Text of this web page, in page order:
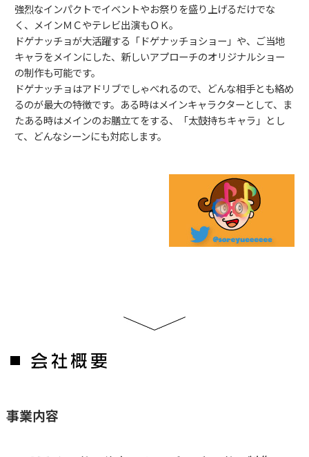
強烈なインパクトでイベントやお祭りを盛り上げるだけでな
く、メインＭＣやテレビ出演もＯＫ。
ドゲナッチョが大活躍する「ドゲナッチョショー」や、ご当地
キャラをメインにした、新しいアプローチのオリジナルショー
の制作も可能です。
ドゲナッチョはアドリブでしゃべれるので、どんな相手とも絡め
るのが最大の特徴です。ある時はメインキャラクターとして、ま
たある時はメインのお膳立てをする、「太鼓持ちキャラ」とし
て、どんなシーンにも対応します。
事業内容